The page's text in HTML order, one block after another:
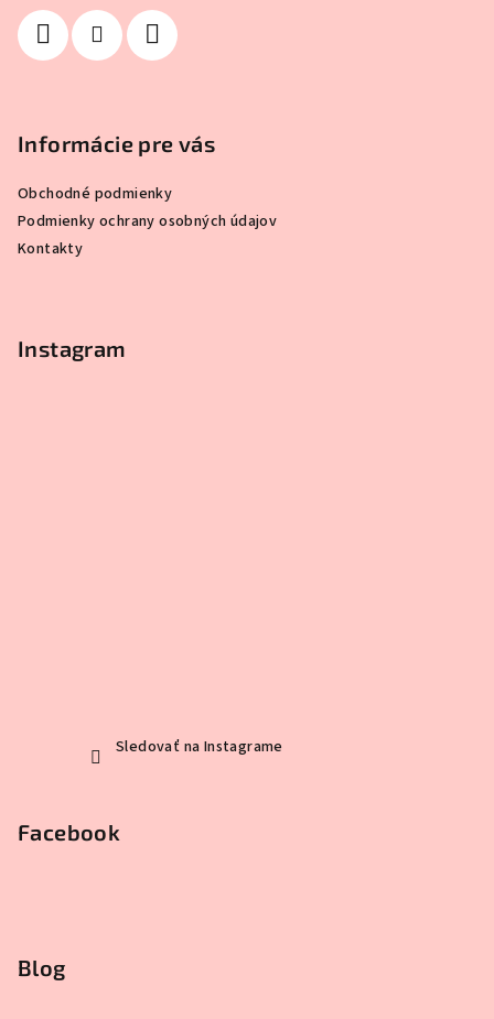
Informácie pre vás
Obchodné podmienky
Podmienky ochrany osobných údajov
Kontakty
Instagram
Sledovať na Instagrame
Facebook
Blog